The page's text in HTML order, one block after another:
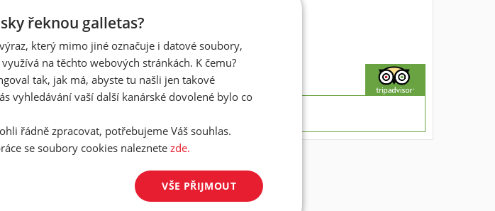
POPIS OBLASTI
řeknou galletas?
který mimo jiné označuje i datové soubory,
na těchto webových stránkách. K čemu?
tak, jak má, abyste tu našli jen takové
vyhledávání vaší další kanárské dovolené bylo co
řádně zpracovat, potřebujeme Váš souhlas.
se soubory cookies naleznete zde.
VŠE PŘIJMOUT